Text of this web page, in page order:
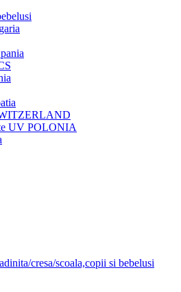
UV POLONIA
cresa/scoala,copii si bebelusi